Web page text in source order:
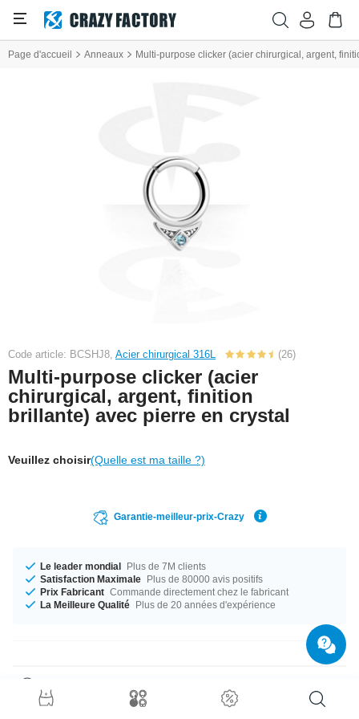
Page d'accueil Anneaux Multi-purpose clicker (acier chirurgical, argent,
Code article: BCSHJ8, Acier chirurgical 316L (26)
Multi-purpose clicker (acier
chirurgical, argent, finition
brillante) avec pierre en crystal
Veuillez choisir(Quelle est ma taille ?)
Garantie-meilleur-prix-Crazy
Le leader mondial Plus de 7M clients
Satisfaction Maximale Plus de 80000 avis positifs
Prix Fabricant Commande directement chez le fabricant
La Meilleure Qualité Plus de 20 années d'expérience
Les anneaux segment sont sont aucun doute lesmust-have parmi tous